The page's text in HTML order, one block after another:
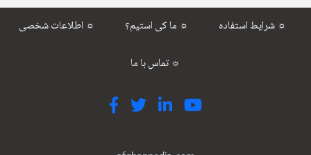
اطلاعات شخصی ☼ ما کی استیم؟ ☼ شرایط استفاده ☼
تماس با ما ☼